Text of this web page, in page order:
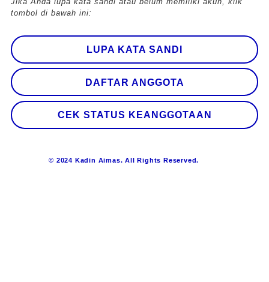
tombol di bawah ini:
LUPA KATA SANDI
DAFTAR ANGGOTA
CEK STATUS KEANGGOTAAN
© 2024 Kadin Aimas. All Rights Reserved.